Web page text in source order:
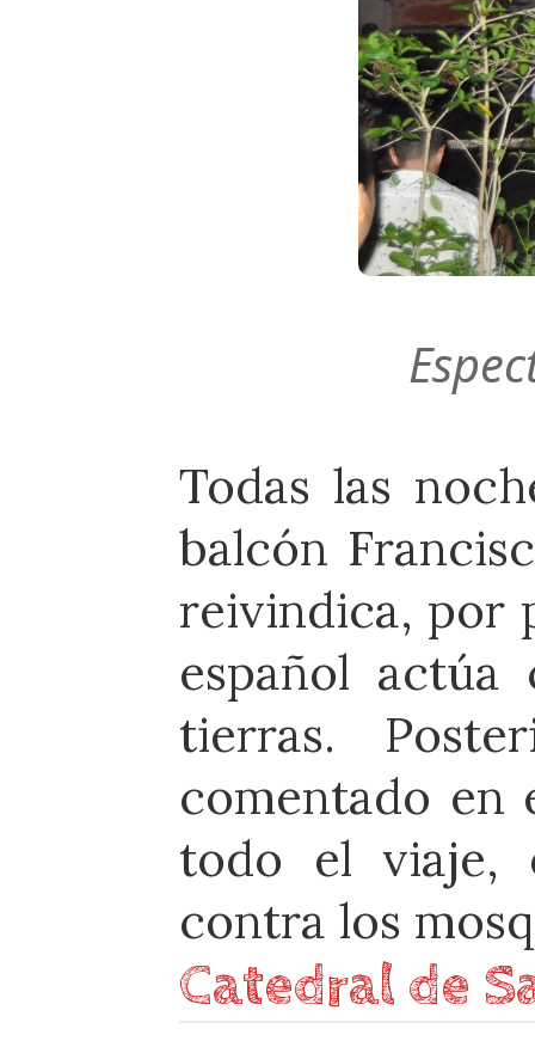
Todas las
balcón
reivindica, por
español
tierras.
comentado en
todo el viaje,
contra los
Catedral de